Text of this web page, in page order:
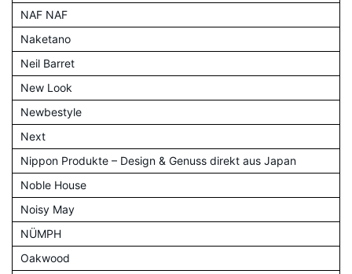
NAF NAF
Naketano
Neil Barret
New Look
Newbestyle
Next
Nippon Produkte – Design & Genuss direkt aus Japan
Noble House
Noisy May
NÜMPH
Oakwood